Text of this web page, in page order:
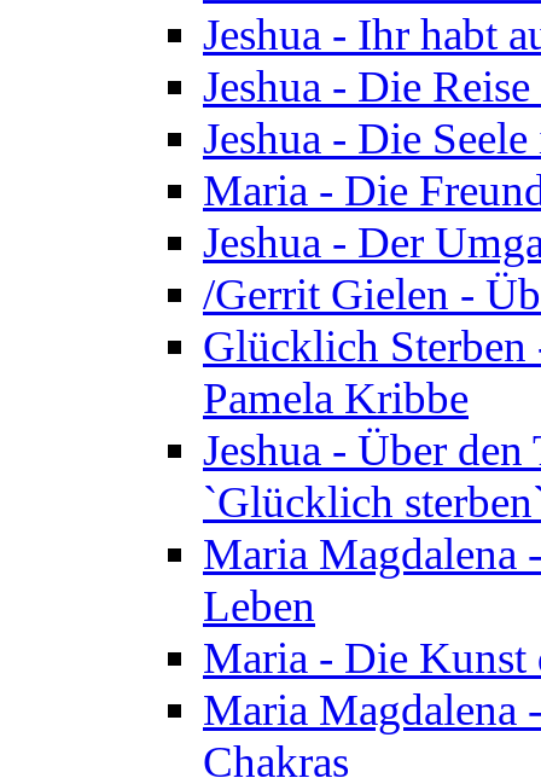
Jeshua - Ihr habt
Jeshua - Die
Jeshua - Die
Maria - Die
Jeshua - Der
/Gerrit Gielen -
Glücklich
Pamela Kribbe
Jeshua - Über
`Glücklich
Maria Magdalena
Leben
Maria - Die Kunst
Maria Magdalena
Chakras